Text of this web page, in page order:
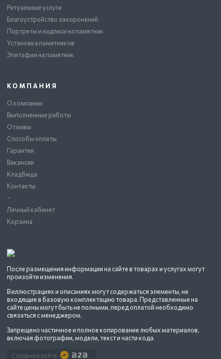
После размещения информации на сайте в товарах и услугах могут
произойти изменения.
В иллюстрациях и описаниях могут содержаться элементы, не
входящие в базовую комплектацию товара. Представленные на
сайте цены могут быть не полными, перед оплатой необходимо
связаться с менеджером.
Запрещено частичное и полное копирование любых материалов,
включая фотографии, модели, текст и части кода.
Создание сайта
Ритуальные услуги
Благоустройство захоронений
Портреты и надписи на памятник
Установка памятников
Эпитафии на памятник
КОМПАНИЯ
О компании
Выполненные работы
Отзывы
Способы оплаты
Гарантии
Вакансии
Кладбища
Контакты
–
Личный кабинет
Корзина